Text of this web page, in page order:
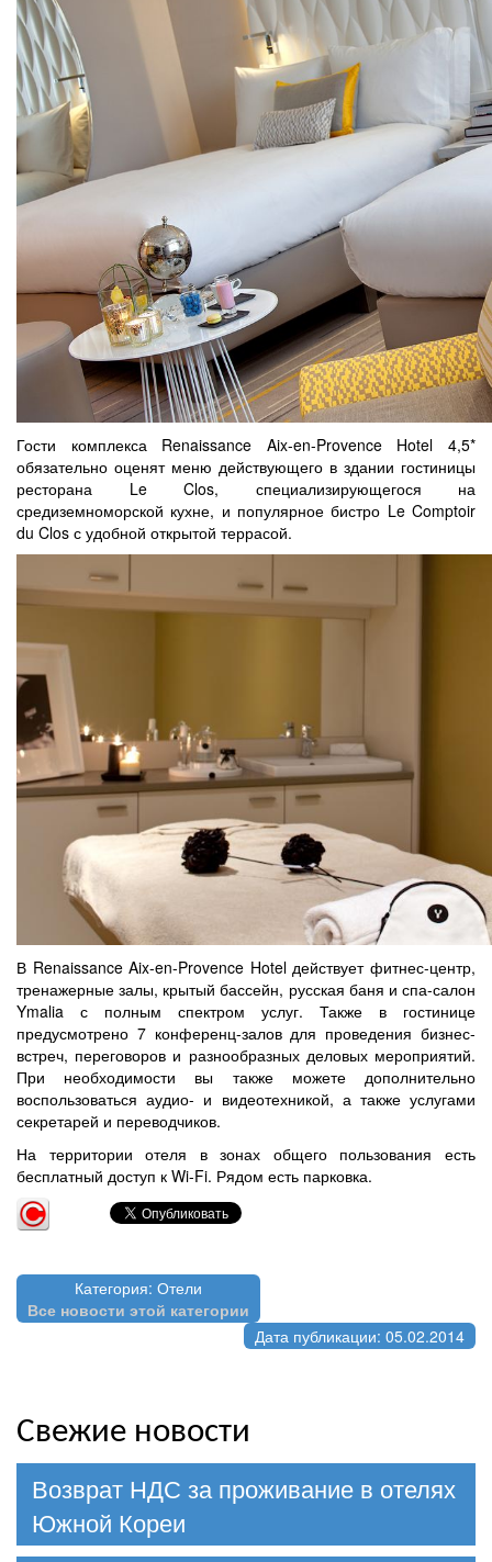
Гости комплекса Renaissance Aix-en-Provence Hotel 4,5*
обязательно оценят меню действующего в здании гостиницы
ресторана Le Clos, специализирующегося на
средиземноморской кухне, и популярное бистро Le Comptoir
du Clos с удобной открытой террасой.
В Renaissance Aix-en-Provence Hotel действует фитнес-центр,
тренажерные залы, крытый бассейн, русская баня и спа-салон
Ymalia с полным спектром услуг. Также в гостинице
предусмотрено 7 конференц-залов для проведения бизнес-
встреч, переговоров и разнообразных деловых мероприятий.
При необходимости вы также можете дополнительно
воспользоваться аудио- и видеотехникой, а также услугами
секретарей и переводчиков.
На территории отеля в зонах общего пользования есть
бесплатный доступ к Wi-Fi. Рядом есть парковка.
Категория: Отели
Все новости этой категории
Дата публикации: 05.02.2014
Свежие новости
Возврат НДС за проживание в отелях
Южной Кореи